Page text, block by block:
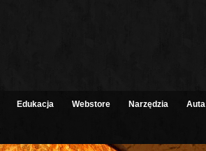
Edukacja Webstore Narzędzia Auta